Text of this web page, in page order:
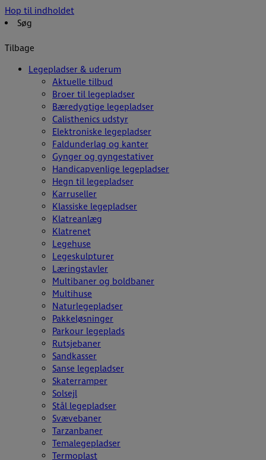
Hop til indholdet
Søg
Tilbage
Legepladser & uderum
Aktuelle tilbud
Broer til legepladser
Bæredygtige legepladser
Calisthenics udstyr
Elektroniske legepladser
Faldunderlag og kanter
Gynger og gyngestativer
Handicapvenlige legepladser
Hegn til legepladser
Karruseller
Klassiske legepladser
Klatreanlæg
Klatrenet
Legehuse
Legeskulpturer
Læringstavler
Multibaner og boldbaner
Multihuse
Naturlegepladser
Pakkeløsninger
Parkour legeplads
Rutsjebaner
Sandkasser
Sanse legepladser
Skaterramper
Solsejl
Stål legepladser
Svævebaner
Tarzanbaner
Temalegepladser
Termoplast